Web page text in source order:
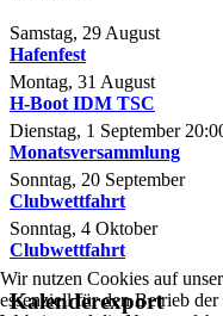
Samstag, 29 August
Hafenfest
Montag, 31 August
H-Boot IDM TSC
Dienstag, 1 September
Monatsversammlung
Sonntag, 20 September
Clubwettfahrt
Sonntag, 4 Oktober
Clubwettfahrt
Kalenderexport
Wir nutzen Cookies auf
essenziell für den Betrieb